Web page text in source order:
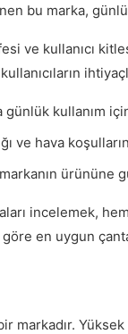
bu marka,
ve kullanıcı
günlük kullanım
ve hava
ürününe
incelemek,
en uygun
markadır.